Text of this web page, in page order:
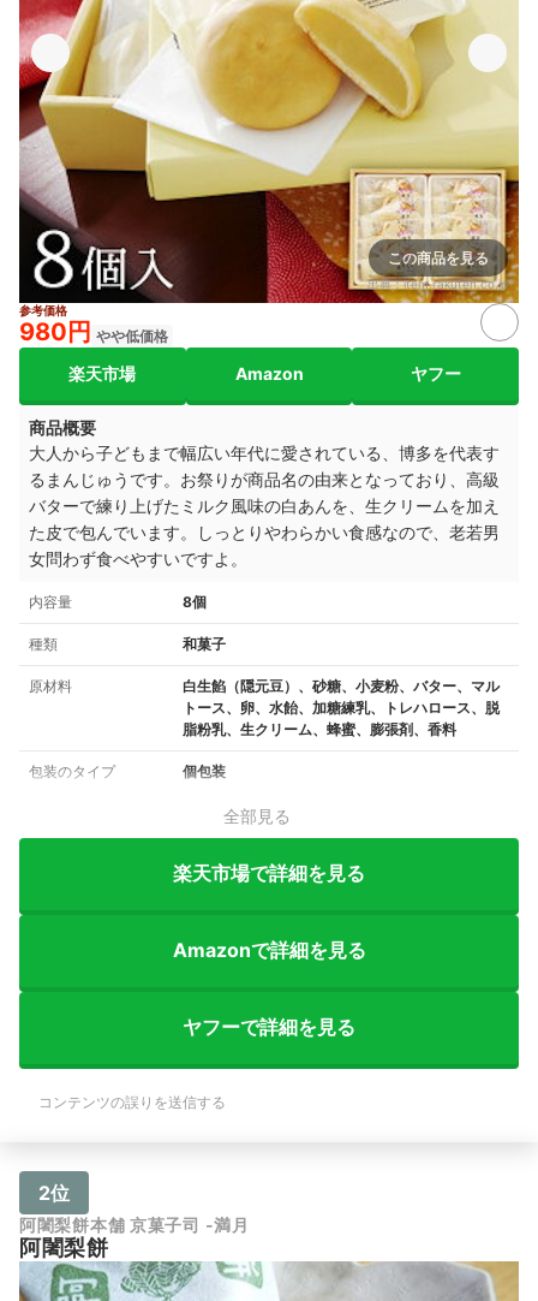
この商品を見る
出典：item.rakuten.co.jp
参考価格
980円 やや低価格
楽天市場 Amazon ヤフー
商品概要
大人から子どもまで幅広い年代に愛されている、博多を代表す
るまんじゅうです。お祭りが商品名の由来となっており、高級
バターで練り上げたミルク風味の白あんを、生クリームを加え
た皮で包んでいます。しっとりやわらかい食感なので、老若男
女問わず食べやすいですよ。
内容量 8個
種類 和菓子
原材料
白生餡（隠元豆）、砂糖、小麦粉、バター、マル
トース、卵、水飴、加糖練乳、トレハロース、脱
脂粉乳、生クリーム、蜂蜜、膨張剤、香料
包装のタイプ 個包装
全部見る
楽天市場で詳細を見る
Amazonで詳細を見る
ヤフーで詳細を見る
コンテンツの誤りを送信する
2位
阿闍梨餅本舗 京菓子司 -満月
阿闍梨餅